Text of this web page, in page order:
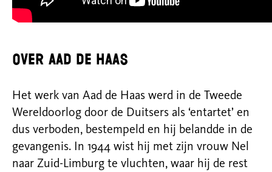
Over Aad de Haas
Het werk van Aad de Haas werd in de Tweede
Wereldoorlog door de Duitsers als ‘entartet’ en
dus verboden, bestempeld en hij belandde in de
gevangenis. In 1944 wist hij met zijn vrouw Nel
naar Zuid-Limburg te vluchten, waar hij de rest